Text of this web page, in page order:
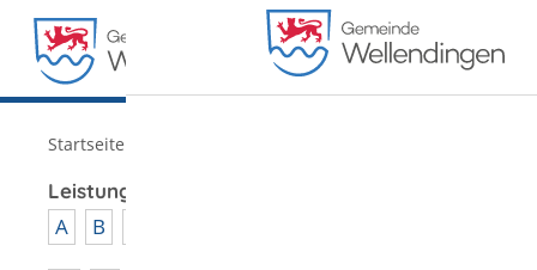
MENÜ
Startseite
Leistungen von A - Z
A B